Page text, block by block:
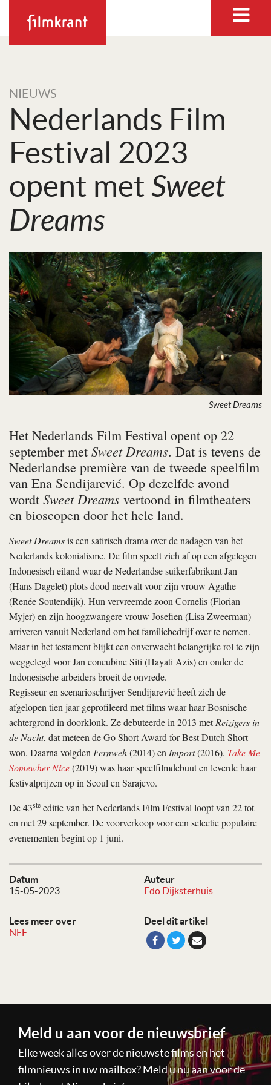
NIEUWS
Nederlands Film
Festival 2023
opent met Sweet
Dreams
Datum
15-05-2023
Auteur
Edo Dijksterhuis
Lees meer over
NFF
Deel dit artikel
Sweet Dreams
Het Nederlands Film Festival opent op 22
september met Sweet Dreams. Dat is tevens de
Nederlandse première van de tweede speelfilm
van Ena Sendijarević. Op dezelfde avond
wordt Sweet Dreams vertoond in filmtheaters
en bioscopen door het hele land.
Sweet Dreamsis een satirisch drama over de nadagen van het
Nederlands kolonialisme. De film speelt zich af op een afgelegen
Indonesisch eiland waar de Nederlandse suikerfabrikant Jan
(Hans Dagelet) plots dood neervalt voor zijn vrouw Agathe
(Renée Soutendijk). Hun vervreemde zoon Cornelis (Florian
Myjer) en zijn hoogzwangere vrouw Josefien (Lisa Zweerman)
arriveren vanuit Nederland om het familiebedrijf over te nemen.
Maar in het testament blijkt een onverwacht belangrijke rol te zijn
weggelegd voor Jan concubine Siti (Hayati Azis) en onder de
Indonesische arbeiders broeit de onvrede.
Regisseur en scenarioschrijver Sendijarević heeft zich de
afgelopen tien jaar geprofileerd met films waar haar Bosnische
achtergrond in doorklonk. Ze debuteerde in 2013 metReizigers in
de Nacht, dat meteen de Go Short Award for Best Dutch Short
won. Daarna volgdenFernweh(2014) enImport(2016). Take Me
Somewher Nice(2019) was haar speelfilmdebuut en leverde haar
festivalprijzen op in Seoul en Sarajevo.
De 43ste editie van het Nederlands Film Festival loopt van 22 tot
en met 29 september. De voorverkoop voor een selectie populaire
evenementen begint op 1 juni.
Meld u aan voor de nieuwsbrief
Elke week alles over de nieuwste films en het
filmnieuws in uw mailbox? Meld u nu aan voor de